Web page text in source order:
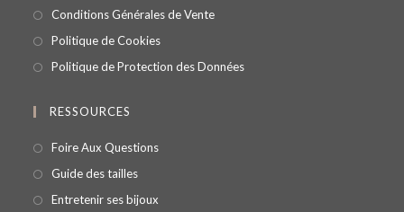
Conditions Générales de Vente
Politique de Cookies
Politique de Protection des Données
RESSOURCES
Foire Aux Questions
Guide des tailles
Entretenir ses bijoux